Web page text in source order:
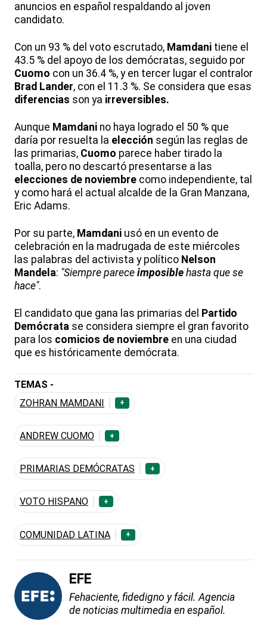
anuncios en español respaldando al joven
candidato.
Con un 93 % del voto escrutado, Mamdani tiene el
43.5 % del apoyo de los demócratas, seguido por
Cuomo con un 36.4 %, y en tercer lugar el contralor
Brad Lander, con el 11.3 %. Se considera que esas
diferencias son ya irreversibles.
Aunque Mamdani no haya logrado el 50 % que
daría por resuelta la elección según las reglas de
las primarias, Cuomo parece haber tirado la
toalla, pero no descartó presentarse a las
elecciones de noviembre como independiente, tal
y como hará el actual alcalde de la Gran Manzana,
Eric Adams.
Por su parte, Mamdani usó en un evento de
celebración en la madrugada de este miércoles
las palabras del activista y político Nelson
Mandela: "Siempre parece imposible hasta que se
hace".
El candidato que gana las primarias del Partido
Demócrata se considera siempre el gran favorito
para los comicios de noviembre en una ciudad
que es históricamente demócrata.
TEMAS -
ZOHRAN MAMDANI
+
ANDREW CUOMO +
PRIMARIAS DEMÓCRATAS +
VOTO HISPANO +
COMUNIDAD LATINA +
EFE
Fehaciente, fidedigno y fácil. Agencia
de noticias multimedia en español.